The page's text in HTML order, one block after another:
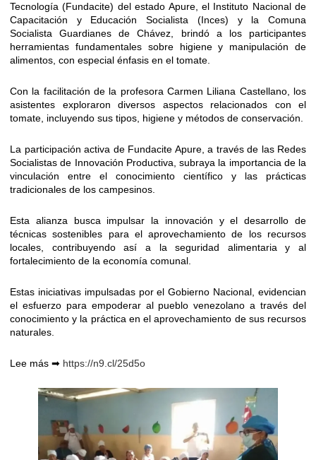
Tecnología (Fundacite) del estado Apure, el Instituto Nacional de
Capacitación y Educación Socialista (Inces) y la Comuna
Socialista Guardianes de Chávez, brindó a los participantes
herramientas fundamentales sobre higiene y manipulación de
alimentos, con especial énfasis en el tomate.
Con la facilitación de la profesora Carmen Liliana Castellano, los
asistentes exploraron diversos aspectos relacionados con el
tomate, incluyendo sus tipos, higiene y métodos de conservación.
La participación activa de Fundacite Apure, a través de las Redes
Socialistas de Innovación Productiva, subraya la importancia de la
vinculación entre el conocimiento científico y las prácticas
tradicionales de los campesinos.
Esta alianza busca impulsar la innovación y el desarrollo de
técnicas sostenibles para el aprovechamiento de los recursos
locales, contribuyendo así a la seguridad alimentaria y al
fortalecimiento de la economía comunal.
Estas iniciativas impulsadas por el Gobierno Nacional, evidencian
el esfuerzo para empoderar al pueblo venezolano a través del
conocimiento y la práctica en el aprovechamiento de sus recursos
naturales.
Lee más ➡ https://n9.cl/25d5o